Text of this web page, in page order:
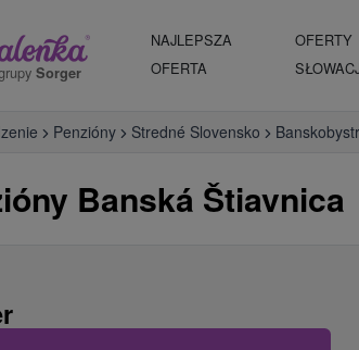
Sorger
NAJLEPSZA
OFERTA
OFERTY
Penzióny Stredné Slovensko
Banská Štiavnica